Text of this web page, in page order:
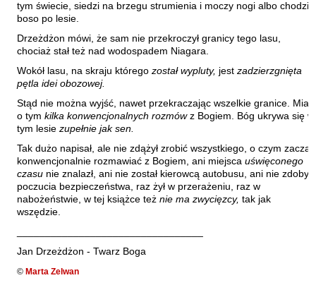
Holden Gojtowski Jarek
Jakób Lech M.
Jakubowski Jarosław
Jasina Zbigniew
Jentys-Borelowska Maria
Jocher Waldemar
Jonaszko Jolanta
Juzyszyn Wojciech
Kain Dawid
tym świecie, siedzi na brzegu strumienia i moczy nogi albo chodzi
boso po lesie.
Drzeżdżon mówi, że sam nie przekroczył granicy tego lasu,
chociaż stał też nad wodospadem Niagara.
Wokół lasu, na skraju którego został wypluty, jest zadzierzgnięta
pętla idei obozowej.
Stąd nie można wyjść, nawet przekraczając wszelkie granice. Miał
o tym kilka konwencjonalnych rozmów z Bogiem. Bóg ukrywa się w
tym lesie zupełnie jak sen.
Tak dużo napisał, ale nie zdążył zrobić wszystkiego, o czym zaczął
konwencjonalnie rozmawiać z Bogiem, ani miejsca uświęconego
czasu nie znalazł, ani nie został kierowcą autobusu, ani nie zdobył
poczucia bezpieczeństwa, raz żył w przerażeniu, raz w
nabożeństwie, w tej książce też nie ma zwycięzcy, tak jak
wszędzie.
Jan Drzeżdżon - Twarz Boga
© Marta Zelwan